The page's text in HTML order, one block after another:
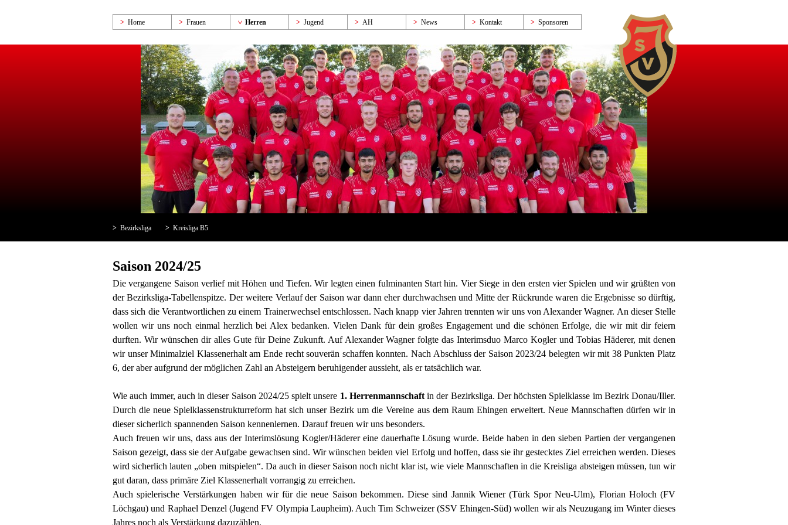
Home Frauen Herren Jugend AH News Kontakt Sponsoren
Bezirksliga Kreisliga B5
Saison 2024/25
Die vergangene Saison verlief mit Höhen und Tiefen. Wir legten einen fulminanten Start hin. Vier Siege in den ersten vier Spielen und wir grüßten von
der Bezirksliga-Tabellenspitze. Der weitere Verlauf der Saison war dann eher durchwachsen und Mitte der Rückrunde waren die Ergebnisse so dürftig,
dass sich die Verantwortlichen zu einem Trainerwechsel entschlossen. Nach knapp vier Jahren trennten wir uns von Alexander Wagner. An dieser Stelle
wollen wir uns noch einmal herzlich bei Alex bedanken. Vielen Dank für dein großes Engagement und die schönen Erfolge, die wir mit dir feiern
durften. Wir wünschen dir alles Gute für Deine Zukunft. Auf Alexander Wagner folgte das Interimsduo Marco Kogler und Tobias Häderer, mit denen
wir unser Minimalziel Klassenerhalt am Ende recht souverän schaffen konnten. Nach Abschluss der Saison 2023/24 belegten wir mit 38 Punkten Platz
6, der aber aufgrund der möglichen Zahl an Absteigern beruhigender aussieht, als er tatsächlich war.
Wie auch immer, auch in dieser Saison 2024/25 spielt unsere 1. Herrenmannschaftin der Bezirksliga. Der höchsten Spielklasse im Bezirk Donau/Iller.
Durch die neue Spielklassenstrukturreform hat sich unser Bezirk um die Vereine aus dem Raum Ehingen erweitert. Neue Mannschaften dürfen wir in
dieser sicherlich spannenden Saison kennenlernen. Darauf freuen wir uns besonders.
Auch freuen wir uns, dass aus der Interimslösung Kogler/Häderer eine dauerhafte Lösung wurde. Beide haben in den sieben Partien der vergangenen
Saison gezeigt, dass sie der Aufgabe gewachsen sind. Wir wünschen beiden viel Erfolg und hoffen, dass sie ihr gestecktes Ziel erreichen werden. Dieses
wird sicherlich lauten „oben mitspielen“. Da auch in dieser Saison noch nicht klar ist, wie viele Mannschaften in die Kreisliga absteigen müssen, tun wir
gut daran, dass primäre Ziel Klassenerhalt vorrangig zu erreichen.
Auch spielerische Verstärkungen haben wir für die neue Saison bekommen. Diese sind Jannik Wiener (Türk Spor Neu-Ulm), Florian Holoch (FV
Löchgau) und Raphael Denzel (Jugend FV Olympia Laupheim). Auch Tim Schweizer (SSV Ehingen-Süd) wollen wir als Neuzugang im Winter dieses
Jahres noch als Verstärkung dazuzählen.